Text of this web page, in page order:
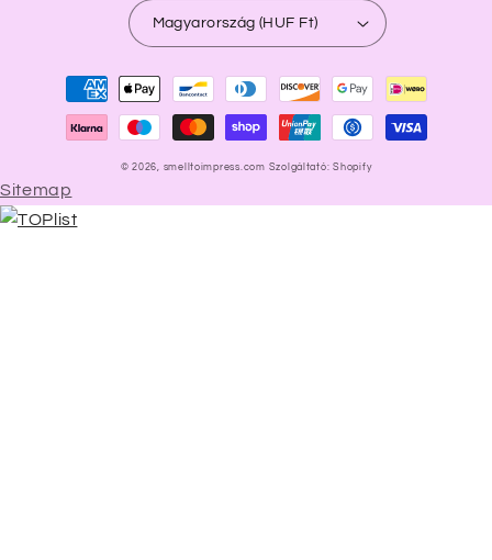
Magyarország (HUF Ft)
Fizetési
módok
© 2026, smelltoimpress.com Szolgáltató: Shopify
Sitemap